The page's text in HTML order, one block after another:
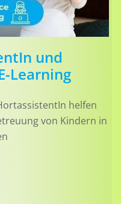
und
Learning
helfen
von Kindern in